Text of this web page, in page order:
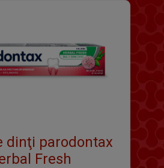
dinţi parodontax
Fresh